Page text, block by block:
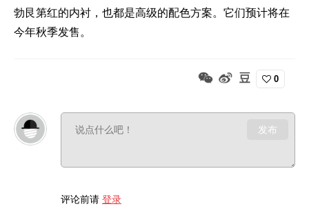
勃艮第红的内衬，也都是高级的配色方案。它们预计将在
今年秋季发售。
0
发布
评论前请 登录